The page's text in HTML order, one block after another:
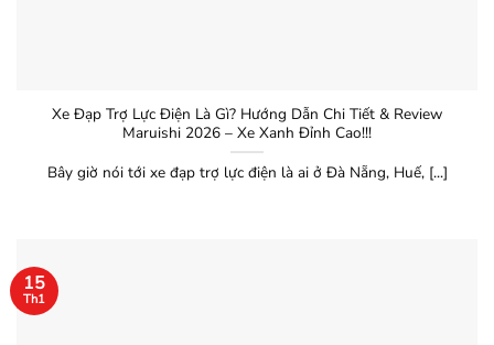
Xe Đạp Trợ Lực Điện Là Gì? Hướng Dẫn Chi Tiết & Review
Maruishi 2026 – Xe Xanh Đỉnh Cao!!!
Bây giờ nói tới xe đạp trợ lực điện là ai ở Đà Nẵng, Huế, [...]
15
Th1